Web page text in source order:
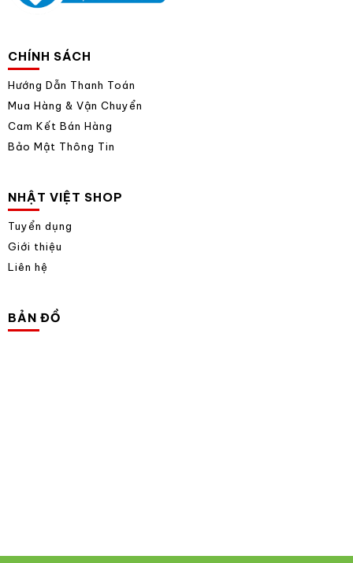
CHÍNH SÁCH
Hướng Dẫn Thanh Toán
Mua Hàng & Vận Chuyển
Cam Kết Bán Hàng
Bảo Mật Thông Tin
NHẬT VIỆT SHOP
Tuyển dụng
Giới thiệu
Liên hệ
BẢN ĐỒ